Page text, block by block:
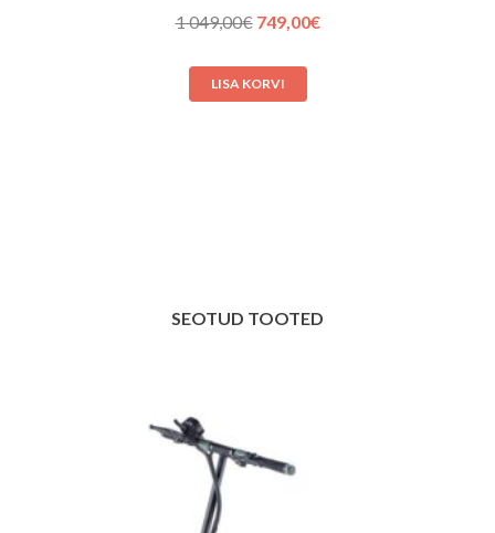
1 049,00€ Algne
oli:
1 049,00€.
749,00€Praegune
LISA KORVI
SEOTUD TOOTED